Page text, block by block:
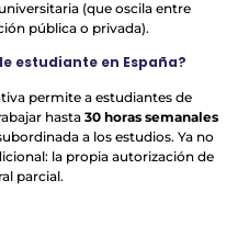
(que oscila entre
pública o privada).
estudiante en España?
permite a estudiantes de
hasta 30 horas semanales
a los estudios. Ya no
la propia autorización de
parcial.